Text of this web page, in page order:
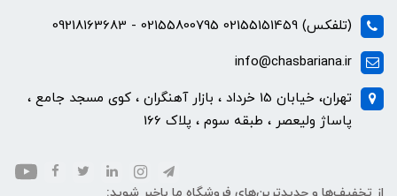
(تلفکس) 02155151459 02155800795 - 09218163683
info@chasbariana.ir
تهران، خیابان 15 خرداد ، بازار آهنگران ، کوی مسجد جامع ،
پاساژ ولیعصر ، طبقه سوم ، پلاک 166
از تخفیف‌ها و جدیدترین‌های فروشگاه ما باخبر شوید: